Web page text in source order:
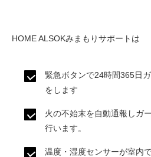
HOME ALSOKみまもりサポートは
緊急ボタンで24時間365日
をします
火の不始末を自動通報しガ
行います。
温度・湿度センサーが室内